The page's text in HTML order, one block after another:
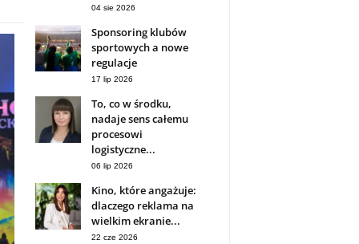
04 sie 2026
Sponsoring klubów
sportowych a nowe
regulacje
17 lip 2026
To, co w środku,
nadaje sens całemu
procesowi
logistyczne...
06 lip 2026
Kino, które angażuje:
dlaczego reklama na
wielkim ekranie...
22 cze 2026